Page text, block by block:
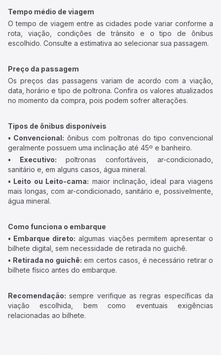
Tempo médio de viagem
O tempo de viagem entre as cidades pode variar conforme a
rota, viação, condições de trânsito e o tipo de ônibus
escolhido. Consulte a estimativa ao selecionar sua passagem.
Preço da passagem
Os preços das passagens variam de acordo com a viação,
data, horário e tipo de poltrona. Confira os valores atualizados
no momento da compra, pois podem sofrer alterações.
Tipos de ônibus disponíveis
• Convencional: ônibus com poltronas do tipo convencional
geralmente possuem uma inclinação até 45º e banheiro.
• Executivo: poltronas confortáveis, ar-condicionado,
sanitário e, em alguns casos, água mineral.
• Leito ou Leito-cama: maior inclinação, ideal para viagens
mais longas, com ar-condicionado, sanitário e, possivelmente,
água mineral.
Como funciona o embarque
• Embarque direto: algumas viações permitem apresentar o
bilhete digital, sem necessidade de retirada no guichê.
• Retirada no guichê: em certos casos, é necessário retirar o
bilhete físico antes do embarque.
Recomendação: sempre verifique as regras específicas da
viação escolhida, bem como eventuais exigências
relacionadas ao bilhete.